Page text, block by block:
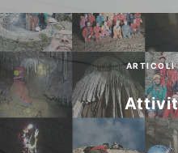
ARTICOLI